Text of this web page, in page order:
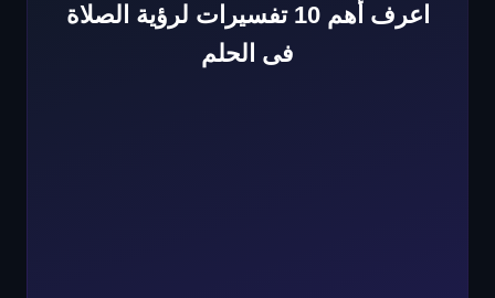
اعرف أهم 10 تفسيرات لرؤية الصلاة
فى الحلم